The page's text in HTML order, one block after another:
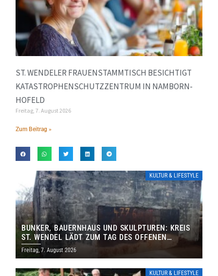
ST. WENDELER FRAUENSTAMMTISCH BESICHTIGT
KATASTROPHENSCHUTZZENTRUM IN NAMBORN-
HOFELD
Freitag, 7. August 2026
Zum Beitrag »
KULTUR & LIFESTYLE
BUNKER, BAUERNHAUS UND SKULPTUREN: KREIS
ST. WENDEL LÄDT ZUM TAG DES OFFENEN
DENKMALS EIN
Freitag, 7. August 2026
KULTUR & LIFESTYLE